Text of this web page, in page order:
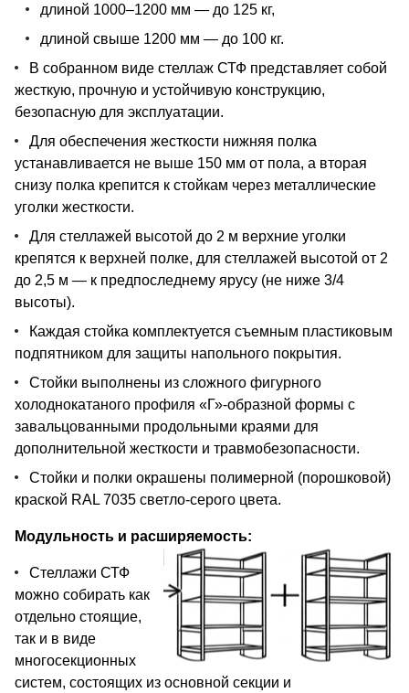
длиной 1000–1200 мм — до 125 кг,
длиной свыше 1200 мм — до 100 кг.
В собранном виде стеллаж СТФ представляет собой
жесткую, прочную и устойчивую конструкцию,
безопасную для эксплуатации.
Для обеспечения жесткости нижняя полка
устанавливается не выше 150 мм от пола, а вторая
снизу полка крепится к стойкам через металлические
уголки жесткости.
Для стеллажей высотой до 2 м верхние уголки
крепятся к верхней полке, для стеллажей высотой от 2
до 2,5 м — к предпоследнему ярусу (не ниже 3/4
высоты).
Каждая стойка комплектуется съемным пластиковым
подпятником для защиты напольного покрытия.
Стойки выполнены из сложного фигурного
холоднокатаного профиля «Г»-образной формы с
завальцованными продольными краями для
дополнительной жесткости и травмобезопасности.
Стойки и полки окрашены полимерной (порошковой)
краской RAL 7035 светло-серого цвета.
Модульность и расширяемость:
Стеллажи СТФ
можно собирать как
отдельно стоящие,
так и в виде
многосекционных
систем, состоящих из основной секции и